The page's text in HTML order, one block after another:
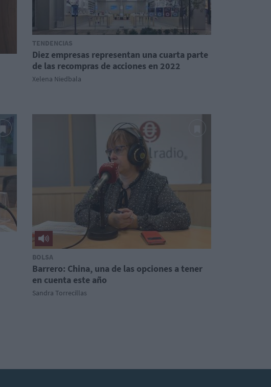
TENDENCIAS
Diez empresas representan una cuarta parte
de las recompras de acciones en 2022
Xelena Niedbala
BOLSA
Barrero: China, una de las opciones a tener
en cuenta este año
Sandra Torrecillas